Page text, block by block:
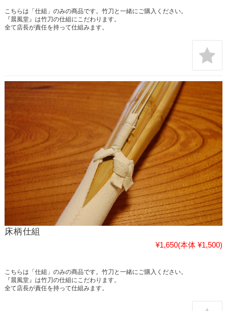
こちらは「仕組」のみの商品です。竹刀と一緒にご購入ください。
『晨風堂』は竹刀の仕組にこだわります。
全て店長が責任を持って仕組みます。
床柄仕組
¥1,650(本体 ¥1,500)
こちらは「仕組」のみの商品です。竹刀と一緒にご購入ください。
『晨風堂』は竹刀の仕組にこだわります。
全て店長が責任を持って仕組みます。